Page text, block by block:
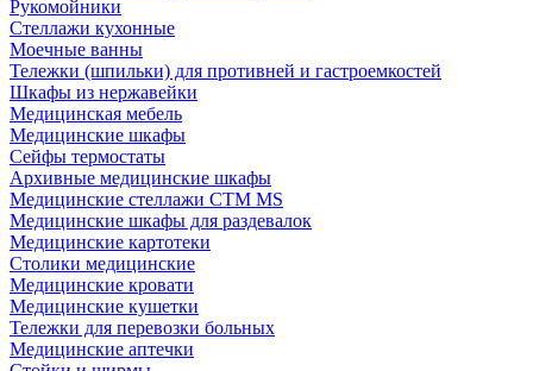
Рукомойники
Стеллажи кухонные
Моечные ванны
Тележки (шпильки) для противней и гастроемкостей
Шкафы из нержавейки
Медицинская мебель
Медицинские шкафы
Сейфы термостаты
Архивные медицинские шкафы
Медицинские стеллажи CTM MS
Медицинские шкафы для раздевалок
Медицинские картотеки
Столики медицинские
Медицинские кровати
Медицинские кушетки
Тележки для перевозки больных
Медицинские аптечки